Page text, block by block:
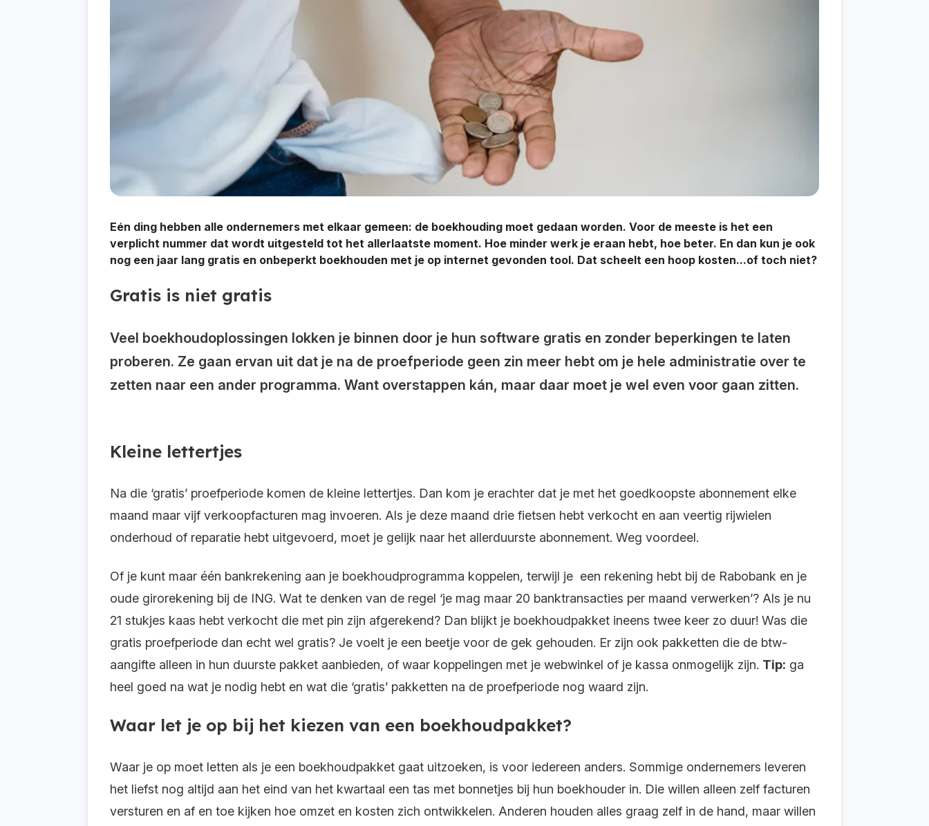
Eén ding hebben alle ondernemers met elkaar gemeen: de boekhouding moet gedaan worden. Voor de meeste is het een
verplicht nummer dat wordt uitgesteld tot het allerlaatste moment. Hoe minder werk je eraan hebt, hoe beter. En dan kun je ook
nog een jaar lang gratis en onbeperkt boekhouden met je op internet gevonden tool. Dat scheelt een hoop kosten...of toch niet?
Gratis is niet gratis
Veel boekhoudoplossingen lokken je binnen door je hun software gratis en zonder beperkingen te laten
proberen. Ze gaan ervan uit dat je na de proefperiode geen zin meer hebt om je hele administratie over te
zetten naar een ander programma. Want overstappen kán, maar daar moet je wel even voor gaan zitten.
Kleine lettertjes
Na die ‘gratis’ proefperiode komen de kleine lettertjes. Dan kom je erachter dat je met het goedkoopste abonnement elke
maand maar vijf verkoopfacturen mag invoeren. Als je deze maand drie fietsen hebt verkocht en aan veertig rijwielen
onderhoud of reparatie hebt uitgevoerd, moet je gelijk naar het allerduurste abonnement. Weg voordeel.
Of je kunt maar één bankrekening aan je boekhoudprogramma koppelen, terwijl je een rekening hebt bij de Rabobank en je
oude girorekening bij de ING. Wat te denken van de regel ‘je mag maar 20 banktransacties per maand verwerken’? Als je nu
21 stukjes kaas hebt verkocht die met pin zijn afgerekend? Dan blijkt je boekhoudpakket ineens twee keer zo duur! Was die
gratis proefperiode dan echt wel gratis? Je voelt je een beetje voor de gek gehouden. Er zijn ook pakketten die de btw-
aangifte alleen in hun duurste pakket aanbieden, of waar koppelingen met je webwinkel of je kassa onmogelijk zijn. Tip: ga
heel goed na wat je nodig hebt en wat die ‘gratis’ pakketten na de proefperiode nog waard zijn.
Waar let je op bij het kiezen van een boekhoudpakket?
Waar je op moet letten als je een boekhoudpakket gaat uitzoeken, is voor iedereen anders. Sommige ondernemers leveren
het liefst nog altijd aan het eind van het kwartaal een tas met bonnetjes bij hun boekhouder in. Die willen alleen zelf facturen
versturen en af en toe kijken hoe omzet en kosten zich ontwikkelen. Anderen houden alles graag zelf in de hand, maar willen